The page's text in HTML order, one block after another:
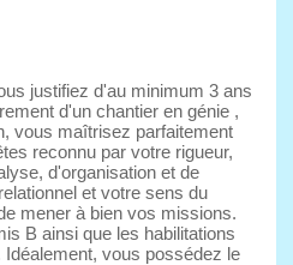
justifiez d'au minimum 3 ans
d'un chantier en génie ,
vous maîtrisez parfaitement
reconnu par votre rigueur,
d'organisation et de
et votre sens du
mener à bien vos missions.
B ainsi que les habilitations
vous possédez le